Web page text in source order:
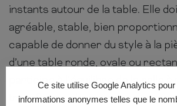
Ce site utilise Google Analytics
informations anonymes telles que le
instants autour de la table. Elle
agréable, stable, bien
capable de donner du style à la
d’une table ronde, ovale ou
participe à l’équilibre de la salle
transforme chaque repas en